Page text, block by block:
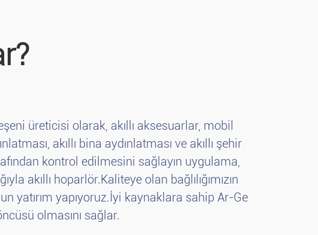
üreticisi olarak, akıllı aksesuarlar, mobil
akıllı bina aydınlatması ve akıllı şehir
kontrol edilmesini sağlayın uygulama,
akıllı hoparlör.Kaliteye olan bağlılığımızın
yatırım yapıyoruz.İyi kaynaklara sahip Ar-Ge
olmasını sağlar.